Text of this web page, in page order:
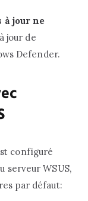
à jour ne
jour de
Defender.
configuré
serveur WSUS,
par défaut: